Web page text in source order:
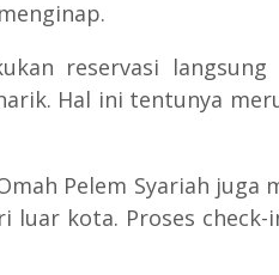
reservasi
Hal ini tentunya
Pelem Syariah
kota. Proses